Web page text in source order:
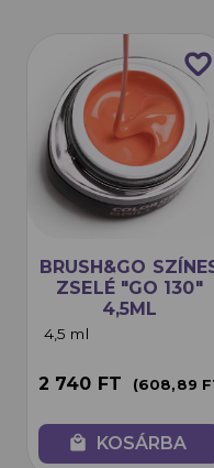
favorite_border
BRUSH&GO
ZSELÉ "GO 130"
4,5ML
4,5 ml
2 740 FT (608,89
local_mall KOSÁRBA